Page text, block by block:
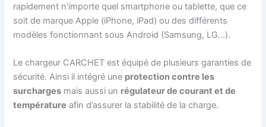
rapidement n’importe quel smartphone ou tablette, que ce
soit de marque Apple (iPhone, iPad) ou des différents
modèles fonctionnant sous Android (Samsung, LG…).
Le chargeur CARCHET est équipé de plusieurs garanties de
sécurité. Ainsi il intégré une protection contre les
surcharges mais aussi un régulateur de courant et de
température afin d’assurer la stabilité de la charge.